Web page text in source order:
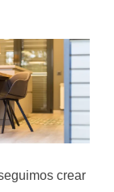
crear